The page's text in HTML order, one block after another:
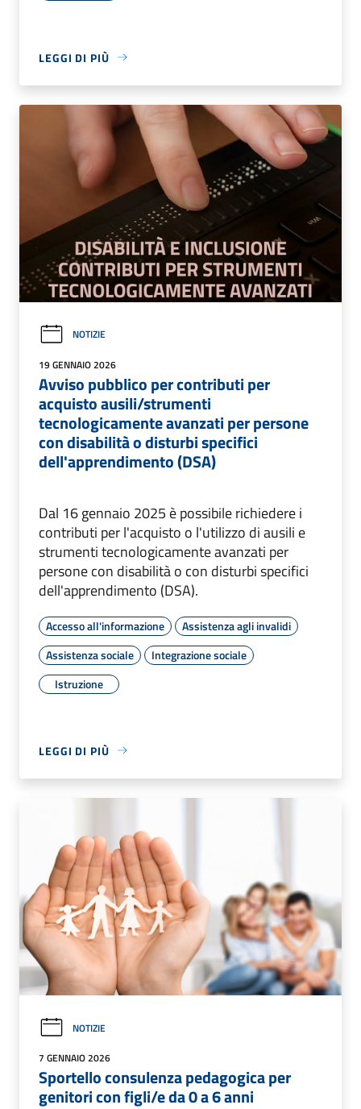
LEGGI DI PIÙ
NOTIZIE
19 GENNAIO 2026
Avviso pubblico per contributi per
acquisto ausili/strumenti
tecnologicamente avanzati per persone
con disabilità o disturbi specifici
dell'apprendimento (DSA)
Dal 16 gennaio 2025 è possibile richiedere i
contributi per l'acquisto o l'utilizzo di ausili e
strumenti tecnologicamente avanzati per
persone con disabilità o con disturbi specifici
dell'apprendimento (DSA).
Accesso all'informazione
Assistenza agli invalidi
Assistenza sociale
Integrazione sociale
Istruzione
LEGGI DI PIÙ
NOTIZIE
7 GENNAIO 2026
Sportello consulenza pedagogica per
genitori con figli/e da 0 a 6 anni